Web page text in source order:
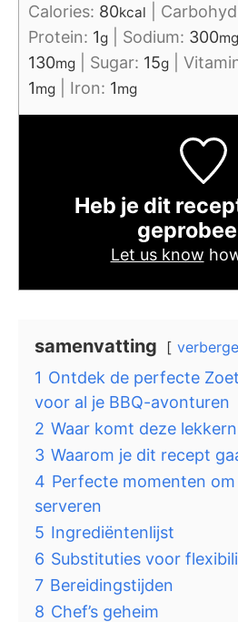
Calories: 80kcal
Protein: 1g Sodium: 300mg
130mg Sugar: 15g
1mg Iron: 1mg
Heb je dit
Let us know
samenvatting
1 Ontdek de perfecte
voor al je BBQ-avonturen
2 Waar komt deze
3 Waarom je dit recept
4 Perfecte momenten
serveren
5 Ingrediëntenlijst
6 Substituties voor
7 Bereidingstijden
8 Chef’s geheim